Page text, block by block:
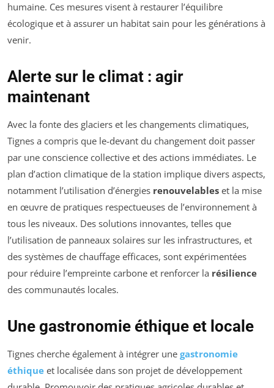
humaine. Ces mesures visent à restaurer l’équilibre
écologique et à assurer un habitat sain pour les générations à
venir.
Alerte sur le climat : agir
maintenant
Avec la fonte des glaciers et les changements climatiques,
Tignes a compris que le-devant du changement doit passer
par une conscience collective et des actions immédiates. Le
plan d’action climatique de la station implique divers aspects,
notamment l’utilisation d’énergies renouvelables et la mise
en œuvre de pratiques respectueuses de l’environnement à
tous les niveaux. Des solutions innovantes, telles que
l’utilisation de panneaux solaires sur les infrastructures, et
des systèmes de chauffage efficaces, sont expérimentées
pour réduire l’empreinte carbone et renforcer la résilience
des communautés locales.
Une gastronomie éthique et locale
Tignes cherche également à intégrer une gastronomie
éthique et localisée dans son projet de développement